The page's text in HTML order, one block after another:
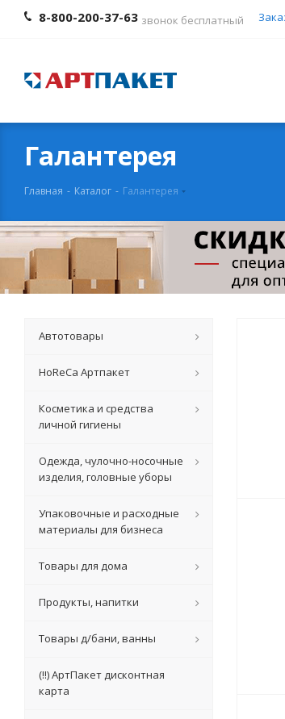
8-800-200-37-63 звонок бесплатный
Галантерея
Главная - Каталог - Галантерея
Автотовары
HoReCa Артпакет
Косметика и средства
личной гигиены
Одежда, чулочно-носочные
изделия, головные уборы
Упаковочные и расходные
материалы для бизнеса
Товары для дома
Продукты, напитки
Товары д/бани, ванны
(!!) АртПакет дисконтная
карта